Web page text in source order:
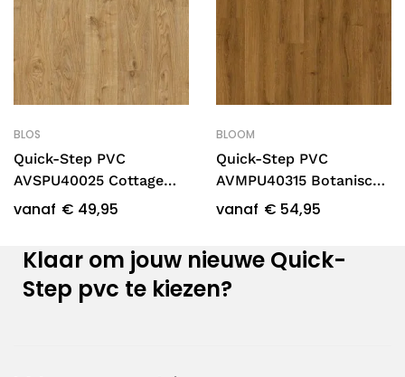
BLOS
Quick-Step PVC
AVSPU40025 Cottage
naturelle eik
vanaf € 49,95
BLOOM
Quick-Step PVC
AVMPU40315 Botanische
karamel eik
vanaf € 54,95
Klaar om jouw nieuwe Quick-
Step pvc te kiezen?